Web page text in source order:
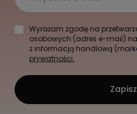
Wyrażam zgodę na
osobowych (adres e-mail) na
z informacją handlową
prywatności.